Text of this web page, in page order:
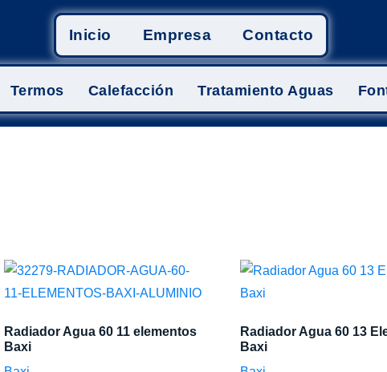
Inicio Empresa Contacto
Termos Calefacción Tratamiento Aguas
Radiador Agua 60 11 elementos
Baxi
Radiador Agua 60 13
Baxi